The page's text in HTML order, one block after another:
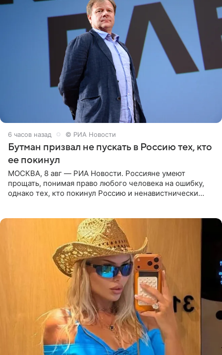
6 часов назад © РИА Новости
Бутман призвал не пускать в Россию тех, кто
ее покинул
МОСКВА, 8 авг — РИА Новости. Россияне умеют
прощать, понимая право любого человека на ошибку,
однако тех, кто покинул Россию и ненавистнически